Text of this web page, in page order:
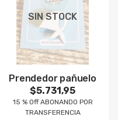
SIN STOCK
Prendedor pañuelo
$5.731,95
15 % Off ABONANDO POR
TRANSFERENCIA